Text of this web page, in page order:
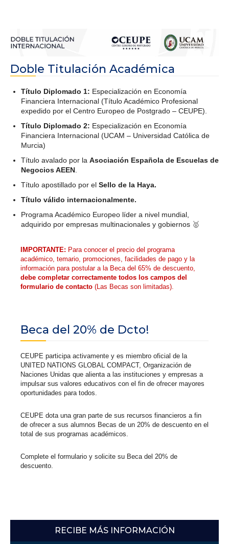
Doble Titulación Académica
Título Diplomado 1: Especialización en Economía
Financiera Internacional (Título Académico Profesional
expedido por el Centro Europeo de Postgrado – CEUPE).
Título Diplomado 2: Especialización en Economía
Financiera Internacional (UCAM – Universidad Católica de
Murcia)
Título avalado por la Asociación Española de Escuelas de
Negocios AEEN
Título apostillado por el Sello de la Haya.
Título válido internacionalmente.
Programa Académico Europeo líder a nivel mundial,
adquirido por empresas multinacionales y gobiernos 🥇
IMPORTANTE: Para conocer el precio del programa
académico, temario, promociones, facilidades de pago y la
información para postular a la Beca del 65% de descuento,
debe completar correctamente todos los campos del
formulario de contacto (Las Becas son limitadas).
Beca del 20% de Dcto!
CEUPE participa activamente y es miembro oficial de la
UNITED NATIONS GLOBAL COMPACT, Organización de
Naciones Unidas que alienta a las instituciones y empresas a
impulsar sus valores educativos con el fin de ofrecer mayores
oportunidades para todos.
CEUPE dota una gran parte de sus recursos financieros a fin
de ofrecer a sus alumnos Becas de un 20% de descuento en el
total de sus programas académicos.
Complete el formulario y solicite su Beca del 20% de
descuento.
RECIBE MÁS INFORMACIÓN